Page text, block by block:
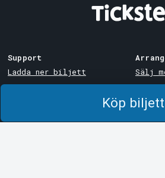
Köp biljett
Support
Ladda ner biljett
Köp- och leveransvillkor
Integritetspolicy
Sälj